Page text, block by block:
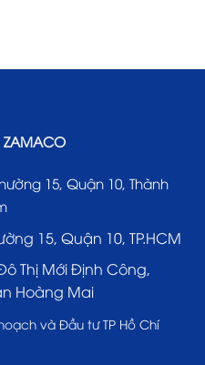
ZAMACO
15, Quận 10, Thành
15, Quận 10, TP.HCM
Thị Mới Định Công,
Hoàng Mai
và Đầu tư TP Hồ Chí